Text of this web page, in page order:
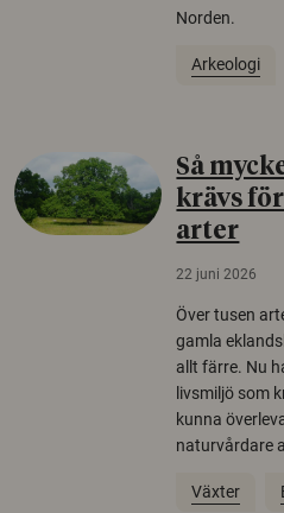
Norden.
Arkeologi
Så
krävs
arter
22 juni 2026
Över tusen
gamla
allt färre. Nu
livsmiljö som
kunna
naturvårdare
Växter